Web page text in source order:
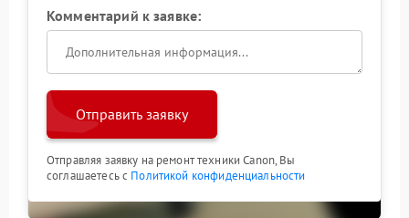
Комментарий к заявке:
Отправить заявку
Отправляя заявку на ремонт техники Canon, Вы
соглашаетесь с Политикой конфиденциальности